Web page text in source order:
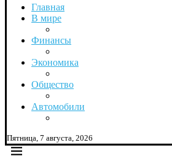
Главная
В мире
Финансы
Экономика
Общество
Автомобили
Пятница, 7 августа, 2026